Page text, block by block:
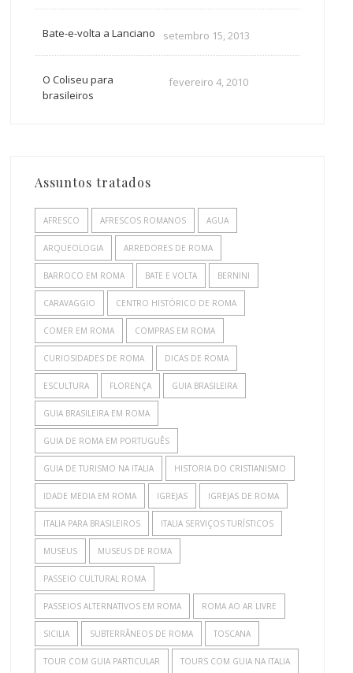
Bate-e-volta a Lanciano setembro 15, 2013
O Coliseu para
brasileiros
fevereiro 4, 2010
Assuntos tratados
AFRESCO AFRESCOS ROMANOS AGUA
ARQUEOLOGIA ARREDORES DE ROMA
BARROCO EM ROMA BATE E VOLTA BERNINI
CARAVAGGIO CENTRO HISTÓRICO DE ROMA
COMER EM ROMA COMPRAS EM ROMA
CURIOSIDADES DE ROMA DICAS DE ROMA
ESCULTURA FLORENÇA GUIA BRASILEIRA
GUIA BRASILEIRA EM ROMA
GUIA DE ROMA EM PORTUGUÊS
GUIA DE TURISMO NA ITALIA HISTORIA DO CRISTIANISMO
IDADE MEDIA EM ROMA IGREJAS IGREJAS DE ROMA
ITALIA PARA BRASILEIROS ITALIA SERVIÇOS TURÍSTICOS
MUSEUS MUSEUS DE ROMA
PASSEIO CULTURAL ROMA
PASSEIOS ALTERNATIVOS EM ROMA ROMA AO AR LIVRE
SICILIA SUBTERRÂNEOS DE ROMA TOSCANA
TOUR COM GUIA PARTICULAR TOURS COM GUIA NA ITALIA